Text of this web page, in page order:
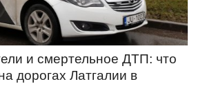
и смертельное ДТП: что
дорогах Латгалии в